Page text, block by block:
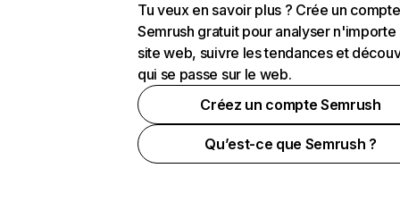
Tu veux en savoir plus ? Crée un compte
Semrush gratuit pour analyser n'importe
site web, suivre les tendances et
qui se passe sur le web.
Créez un compte Semrush
Qu’est-ce que Semrush ?